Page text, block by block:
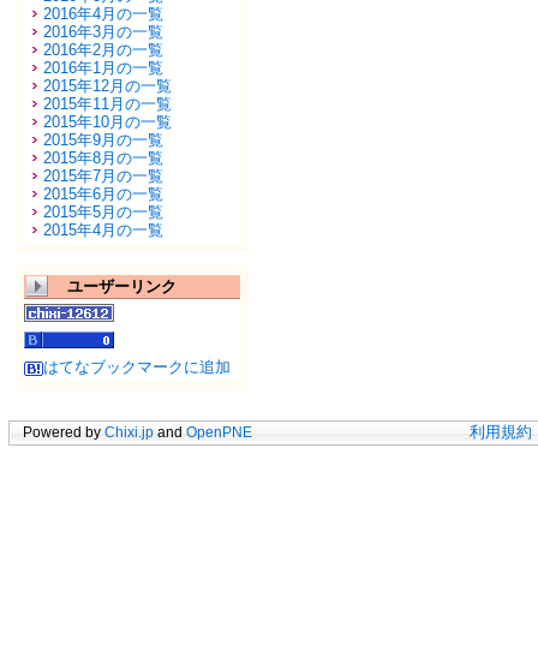
2016年4月の一覧
2016年3月の一覧
2016年2月の一覧
2016年1月の一覧
2015年12月の一覧
2015年11月の一覧
2015年10月の一覧
2015年9月の一覧
2015年8月の一覧
2015年7月の一覧
2015年6月の一覧
2015年5月の一覧
2015年4月の一覧
ユーザーリンク
はてなブックマークに追加
Powered by Chixi.jp and OpenPNE 利用規約